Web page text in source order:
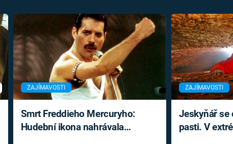
ZAJÍMAVOSTI
Smrt Freddieho Mercuryho:
Hudební ikona nahrávala
ZAJÍMAVOSTI
Jeskyňář se
pasti. V